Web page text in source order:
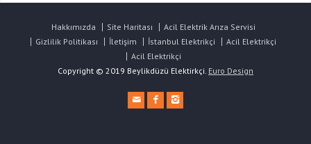
Hakkımızda Site Haritası
Acil Elektrik Arıza Servisi
Gizlilik Politikası
İletişim İstanbul Elektrikçi
Acil Elektrikçi
Acil Elektrikçi
Copyright © 2019 Beylikdüzü Elektirkçi. Euro Design